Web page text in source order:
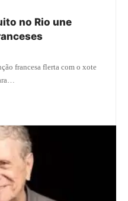
no Rio une
francesa flerta com o xote